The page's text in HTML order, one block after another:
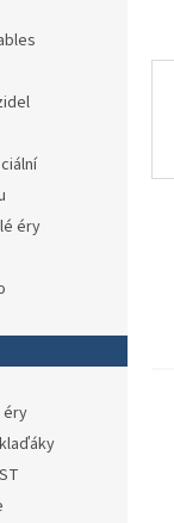
éry
éry